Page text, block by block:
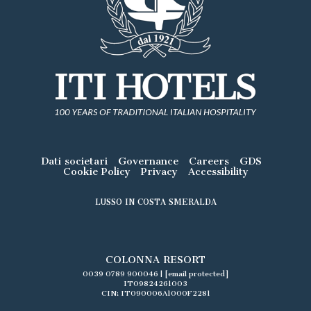
Dati societari Governance Careers
GDS
Cookie Policy
Privacy Accessibility
LUSSO IN COSTA SMERALDA
COLONNA RESORT
0039 0789 900046 | [email protected]
IT09824261003
CIN: IT090006A1000F2281